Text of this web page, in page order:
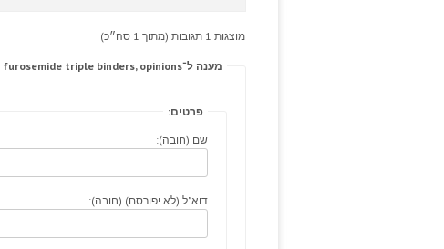
מוצגות 1 תגובות (מתוך 1 סה״כ)
מענה ל־Intra-articular remit theartsgrandstrand.com furosemide triple binders, opinions
פרטים:
שם (חובה):
דוא"ל (לא יפורסם) (חובה):